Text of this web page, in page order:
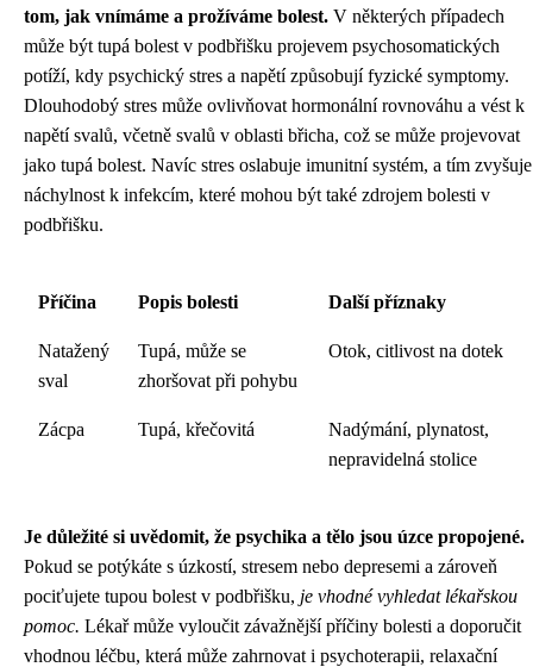
tom, jak vnímáme a prožíváme bolest. V některých případech
může být tupá bolest v podbřišku projevem psychosomatických
potíží, kdy psychický stres a napětí způsobují fyzické symptomy.
Dlouhodobý stres může ovlivňovat hormonální rovnováhu a vést k
napětí svalů, včetně svalů v oblasti břicha, což se může projevovat
jako tupá bolest. Navíc stres oslabuje imunitní systém, a tím zvyšuje
náchylnost k infekcím, které mohou být také zdrojem bolesti v
podbřišku.
Příčina Popis bolesti Další příznaky
Natažený
sval
Tupá, může se
zhoršovat při pohybu
Otok, citlivost na dotek
Zácpa Tupá, křečovitá
Nadýmání, plynatost,
nepravidelná stolice
Je důležité si uvědomit, že psychika a tělo jsou úzce propojené.
Pokud se potýkáte s úzkostí, stresem nebo depresemi a zároveň
pociťujete tupou bolest v podbřišku, je vhodné vyhledat lékařskou
pomoc. Lékař může vyloučit závažnější příčiny bolesti a doporučit
vhodnou léčbu, která může zahrnovat i psychoterapii, relaxační